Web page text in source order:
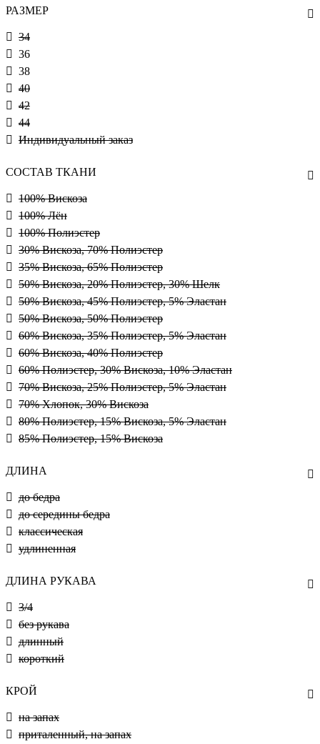
РАЗМЕР
34
36
38
40
42
44
Индивидуальный заказ
СОСТАВ ТКАНИ
100% Вискоза
100% Лён
100% Полиэстер
30% Вискоза, 70% Полиэстер
35% Вискоза, 65% Полиэстер
50% Вискоза, 20% Полиэстер, 30% Шелк
50% Вискоза, 45% Полиэстер, 5% Эластан
50% Вискоза, 50% Полиэстер
60% Вискоза, 35% Полиэстер, 5% Эластан
60% Вискоза, 40% Полиэстер
60% Полиэстер, 30% Вискоза, 10% Эластан
70% Вискоза, 25% Полиэстер, 5% Эластан
70% Хлопок, 30% Вискоза
80% Полиэстер, 15% Вискоза, 5% Эластан
85% Полиэстер, 15% Вискоза
ДЛИНА
до бедра
до середины бедра
классическая
удлиненная
ДЛИНА РУКАВА
3/4
без рукава
длинный
короткий
КРОЙ
на запах
приталенный, на запах